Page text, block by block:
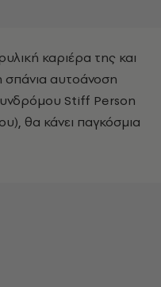
καριέρα της και
αυτοάνοση
Stiff Person
θα κάνει παγκόσμια